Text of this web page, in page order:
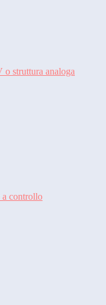
struttura analoga
a controllo